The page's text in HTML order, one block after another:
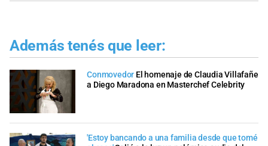
Además tenés que leer:
Conmovedor El homenaje de Claudia Villafañe
a Diego Maradona en Masterchef Celebrity
'Estoy bancando a una familia desde que tomé